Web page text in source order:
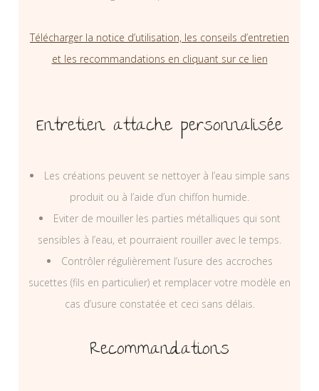
Télécharger la notice d’utilisation, les conseils d’entretien
et les recommandations en cliquant sur ce lien
Entretien attache personnalisée
Les créations peuvent se nettoyer à l’eau simple sans
produit ou à l’aide d’un chiffon humide.
Eviter de mouiller les parties métalliques qui sont
sensibles à l’eau, et pourraient rouiller avec le temps.
Contrôler régulièrement l’usure des accroches
sucettes (fils en particulier) et remplacer votre modèle en
cas d’usure constatée et ceci sans délais.
Recommandations